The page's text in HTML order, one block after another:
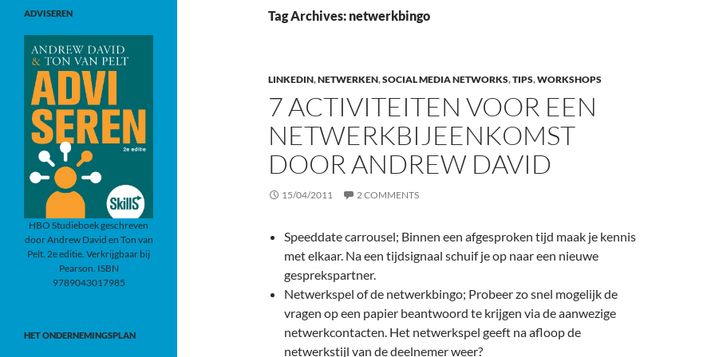
Tag Archives: netwerkbingo
LINKEDIN,NETWERKEN,SOCIAL MEDIA NETWORKS,TIPS,WORKSHOPS
7 ACTIVITEITEN VOOR EEN
NETWERKBIJEENKOMST
DOOR ANDREW DAVID
15/04/2011 2 COMMENTS
Speeddate carrousel; Binnen een afgesproken tijd maak je kennis
met elkaar. Na een tijdsignaal schuif je op naar een nieuwe
gesprekspartner.
Netwerkspel of de netwerkbingo; Probeer zo snel mogelijk de
vragen op een papier beantwoord te krijgen via de aanwezige
netwerkcontacten. Het netwerkspel geeft na afloop de
netwerkstijl van de deelnemer weer?
ADVISEREN
HBO Studieboek geschreven
door Andrew David en Ton van
Pelt. 2e editie. Verkrijgbaar bij
Pearson. ISBN
9789043017985
HET ONDERNEMINGSPLAN